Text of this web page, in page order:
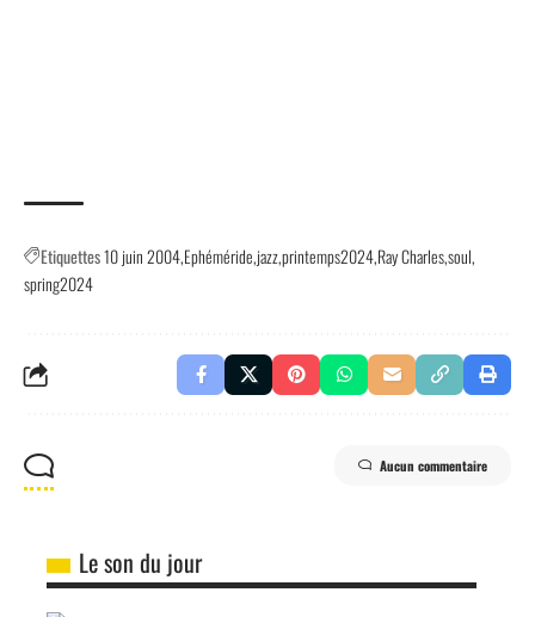
Etiquettes10 juin 2004Ephéméride jazzprintemps2024Ray Charlessoul
spring2024
Aucun commentaire
Le son du jour